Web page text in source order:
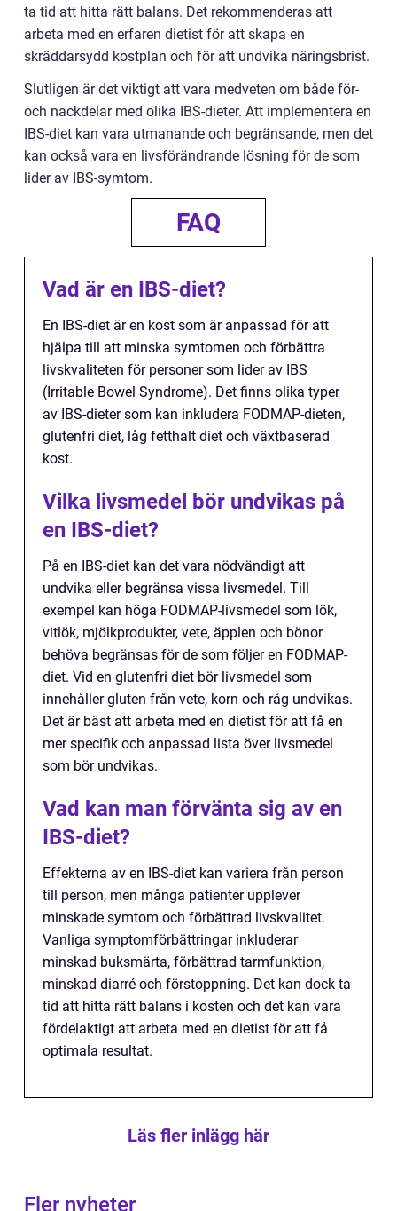
ta tid att hitta rätt balans. Det rekommenderas att
arbeta med en erfaren dietist för att skapa en
skräddarsydd kostplan och för att undvika näringsbrist.
Slutligen är det viktigt att vara medveten om både för-
och nackdelar med olika IBS-dieter. Att implementera en
IBS-diet kan vara utmanande och begränsande, men det
kan också vara en livsförändrande lösning för de som
lider av IBS-symtom.
FAQ
Vad är en IBS-diet?
En IBS-diet är en kost som är anpassad för att
hjälpa till att minska symtomen och förbättra
livskvaliteten för personer som lider av IBS
(Irritable Bowel Syndrome). Det finns olika typer
av IBS-dieter som kan inkludera FODMAP-dieten,
glutenfri diet, låg fetthalt diet och växtbaserad
kost.
Vilka livsmedel bör undvikas på
en IBS-diet?
På en IBS-diet kan det vara nödvändigt att
undvika eller begränsa vissa livsmedel. Till
exempel kan höga FODMAP-livsmedel som lök,
vitlök, mjölkprodukter, vete, äpplen och bönor
behöva begränsas för de som följer en FODMAP-
diet. Vid en glutenfri diet bör livsmedel som
innehåller gluten från vete, korn och råg undvikas.
Det är bäst att arbeta med en dietist för att få en
mer specifik och anpassad lista över livsmedel
som bör undvikas.
Vad kan man förvänta sig av en
IBS-diet?
Effekterna av en IBS-diet kan variera från person
till person, men många patienter upplever
minskade symtom och förbättrad livskvalitet.
Vanliga symptomförbättringar inkluderar
minskad buksmärta, förbättrad tarmfunktion,
minskad diarré och förstoppning. Det kan dock ta
tid att hitta rätt balans i kosten och det kan vara
fördelaktigt att arbeta med en dietist för att få
optimala resultat.
Läs fler inlägg här
Fler nyheter